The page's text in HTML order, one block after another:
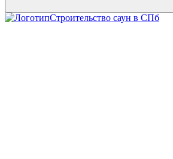
Строительство саун в СПб